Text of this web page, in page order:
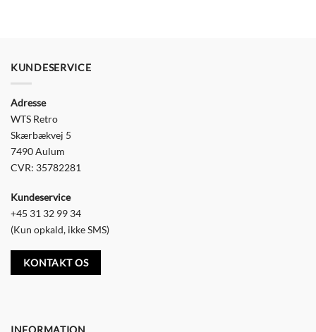
KUNDESERVICE
Adresse
WTS Retro
Skærbækvej 5
7490 Aulum
CVR: 35782281
Kundeservice
+45 31 32 99 34
(Kun opkald, ikke SMS)
KONTAKT OS
INFORMATION